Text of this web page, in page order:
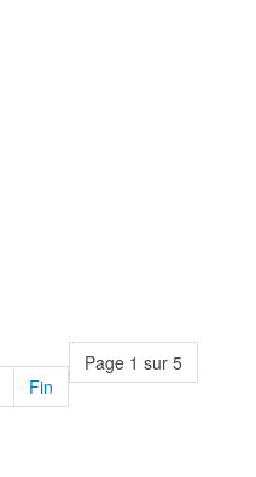
Page 1 sur 5
Fin